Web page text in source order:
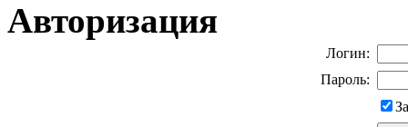
Авторизация
Логин:
Пароль: